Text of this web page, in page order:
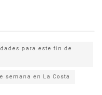
para este fin de
semana en La Costa